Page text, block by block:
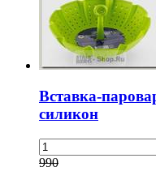
Вставка-
силикон
990